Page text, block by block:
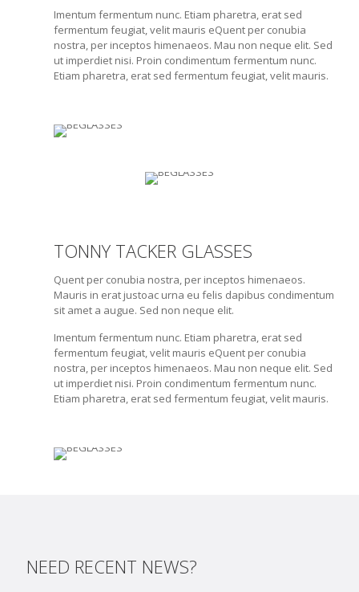
Imentum fermentum nunc. Etiam pharetra, erat sed
fermentum feugiat, velit mauris eQuent per conubia
nostra, per inceptos himenaeos. Mau non neque elit. Sed
ut imperdiet nisi. Proin condimentum fermentum nunc.
Etiam pharetra, erat sed fermentum feugiat, velit mauris.
TONNY TACKER GLASSES
Quent per conubia nostra, per inceptos himenaeos.
Mauris in erat justoac urna eu felis dapibus condimentum
sit amet a augue. Sed non neque elit.
Imentum fermentum nunc. Etiam pharetra, erat sed
fermentum feugiat, velit mauris eQuent per conubia
nostra, per inceptos himenaeos. Mau non neque elit. Sed
ut imperdiet nisi. Proin condimentum fermentum nunc.
Etiam pharetra, erat sed fermentum feugiat, velit mauris.
NEED RECENT NEWS?